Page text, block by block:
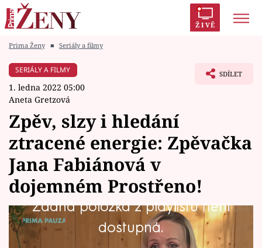
ŽIVĚ
Módní alarm
Témata
Celebrity
Vztahy
Seriály
Prima Ženy ■ Seriály a filmy
SERIÁLY A FILMY
1. ledna 2022 05:00
Aneta Gretzová
SDÍLET
Zpěv, slzy i hledání
ztracené energie: Zpěvačka
Jana Fabiánová v
dojemném Prostřeno!
Žádná položka z playlistu není
dostupná.
Připomeňte si s námi nezapomenutelné,
emocemi nabité okamžiky Jany Fabiánové v